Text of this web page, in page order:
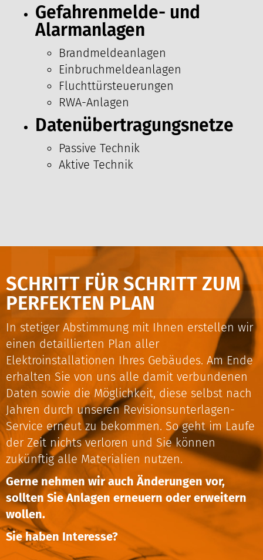
Gefahrenmelde- und
Alarmanlagen
Brandmeldeanlagen
Einbruchmeldeanlagen
Fluchttürsteuerungen
RWA-Anlagen
Datenübertragungsnetze
Passive Technik
Aktive Technik
SCHRITT FÜR SCHRITT ZUM
PERFEKTEN PLAN
In stetiger Abstimmung mit Ihnen erstellen wir
einen detaillierten Plan aller
Elektroinstallationen Ihres Gebäudes. Am Ende
erhalten Sie von uns alle damit verbundenen
Daten sowie die Möglichkeit, diese selbst nach
Jahren durch unseren Revisionsunterlagen-
Service erneut zu bekommen. So geht im Laufe
der Zeit nichts verloren und Sie können
zukünftig alle Materialien nutzen.
Gerne nehmen wir auch Änderungen vor,
sollten Sie Anlagen erneuern oder erweitern
wollen.
Sie haben Interesse?